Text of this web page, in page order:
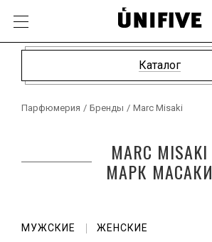
Каталог
Парфюмерия / Бренды / Marc Misaki
MARC MISAKI
МАРК МАСАКИ
МУЖСКИЕ ЖЕНСКИЕ